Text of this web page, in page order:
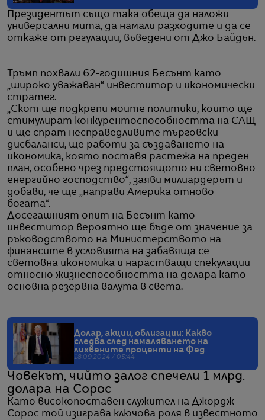
Президентът също така обеща да наложи
универсални мита, да намали разходите и да се
откаже от регулации, въведени от Джо Байдън.
Тръмп похвали 62-годишния Бесънт като
„широко уважаван“ инвеститор и икономически
стратег.
„Скот ще подкрепи моите политики, които ще
стимулират конкурентоспособността на САЩ
и ще спрат несправедливите търговски
дисбаланси, ще работи за създаването на
икономика, която поставя растежа на преден
план, особено чрез предстоящото ни световно
енергийно господство“, заяви милиардерът и
добави, че ще „направи Америка отново
богата“.
Досегашният опит на Бесънт като
инвеститор вероятно ще бъде от значение за
ръководството на Министерството на
финансите в условията на забавяща се
световна икономика и нарастващи спекулации
относно жизнеспособността на долара като
основна резервна валута в света.
Долар, акции, облигации: Какво
следва след намаляването на
лихвените проценти на Фед
18.09.2024 / 05:44
Човекът, чийто залог спечели 1 млрд.
долара на Сорос
Като високопоставен служител на Джордж
Сорос той изиграва ключова роля в известното